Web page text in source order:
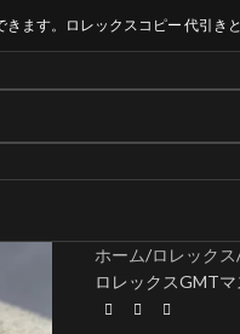
ます。ロレックスコピー 代引き
ホーム ロレックス
ロレックスGMT